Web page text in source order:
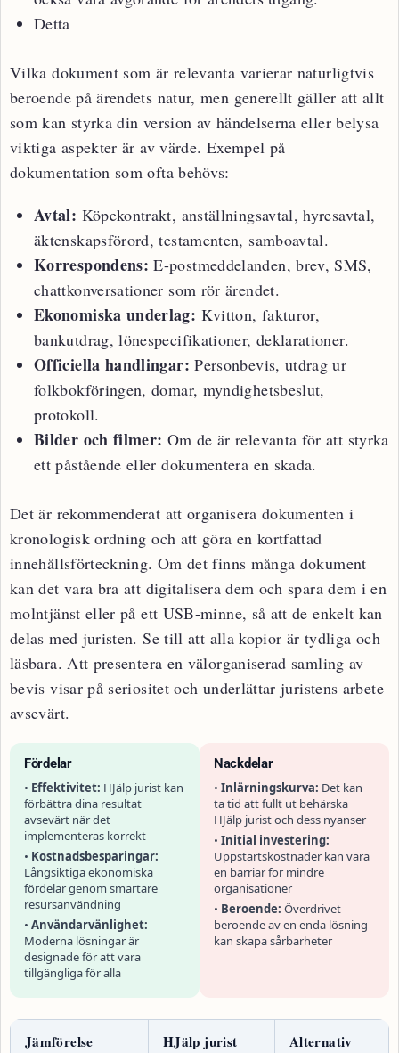
Detta
Vilka dokument som är relevanta varierar naturligtvis
beroende på ärendets natur, men generellt gäller att allt
som kan styrka din version av händelserna eller belysa
viktiga aspekter är av värde. Exempel på
dokumentation som ofta behövs:
Avtal: Köpekontrakt, anställningsavtal, hyresavtal,
äktenskapsförord, testamenten, samboavtal.
Korrespondens: E-postmeddelanden, brev, SMS,
chattkonversationer som rör ärendet.
Ekonomiska underlag: Kvitton, fakturor,
bankutdrag, lönespecifikationer, deklarationer.
Officiella handlingar: Personbevis, utdrag ur
folkbokföringen, domar, myndighetsbeslut,
protokoll.
Bilder och filmer: Om de är relevanta för att styrka
ett påstående eller dokumentera en skada.
Det är rekommenderat att organisera dokumenten i
kronologisk ordning och att göra en kortfattad
innehållsförteckning. Om det finns många dokument
kan det vara bra att digitalisera dem och spara dem i en
molntjänst eller på ett USB-minne, så att de enkelt kan
delas med juristen. Se till att alla kopior är tydliga och
läsbara. Att presentera en välorganiserad samling av
bevis visar på seriositet och underlättar juristens arbete
avsevärt.
Fördelar
• Effektivitet: HJälp jurist kan
förbättra dina resultat
avsevärt när det
implementeras korrekt
• Kostnadsbesparingar:
Långsiktiga ekonomiska
fördelar genom smartare
resursanvändning
• Användarvänlighet:
Moderna lösningar är
designade för att vara
tillgängliga för alla
Nackdelar
• Inlärningskurva: Det kan
ta tid att fullt ut behärska
HJälp jurist och dess nyanser
• Initial investering:
Uppstartskostnader kan vara
en barriär för mindre
organisationer
• Beroende: Överdrivet
beroende av en enda lösning
kan skapa sårbarheter
Jämförelse HJälp jurist Alternativ